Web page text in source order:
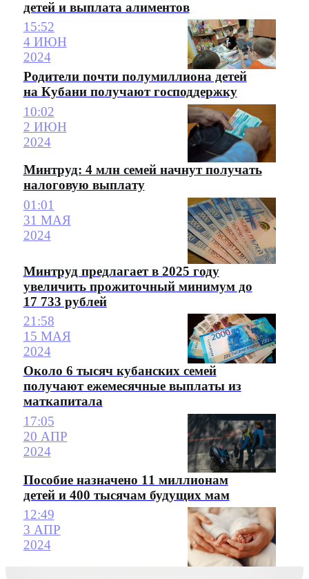
детей и выплата алиментов
15:52
4 ИЮН
2024
Родители почти полумиллиона детей
на Кубани получают господдержку
10:02
2 ИЮН
2024
Минтруд: 4 млн семей начнут получать
налоговую выплату
01:01
31 МАЯ
2024
Минтруд предлагает в 2025 году
увеличить прожиточный минимум до
17 733 рублей
21:58
15 МАЯ
2024
Около 6 тысяч кубанских семей
получают ежемесячные выплаты из
маткапитала
17:05
20 АПР
2024
Пособие назначено 11 миллионам
детей и 400 тысячам будущих мам
12:49
3 АПР
2024